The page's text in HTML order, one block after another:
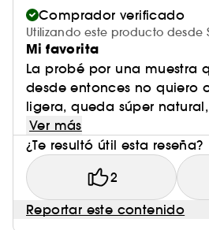
Comprador verificado
Utilizando este producto desde
Mi favorita
La probé por una muestra
desde entonces no quiero
ligera, queda súper
Ver más
¿Te resultó útil esta reseña?
2
Reportar este contenido